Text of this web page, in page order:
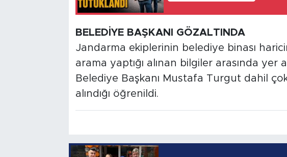
BELEDİYE BAŞKANI GÖZALTINDA
Jandarma ekiplerinin belediye binası
arama yaptığı alınan bilgiler arasında yer
Belediye Başkanı Mustafa Turgut dahil
alındığı öğrenildi.